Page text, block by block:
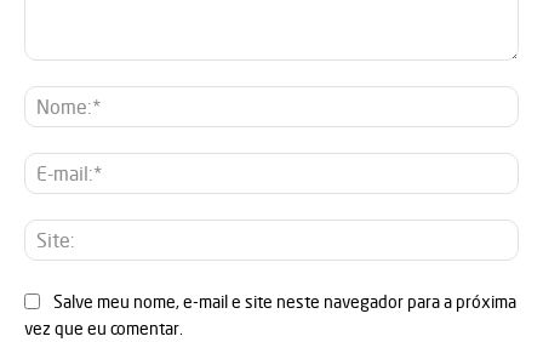
E-
Salve meu nome, e-mail e site neste navegador para a próxima
vez que eu comentar.